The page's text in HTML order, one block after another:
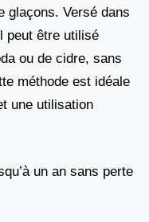
glaçons. Versé dans
peut être utilisé
ou de cidre, sans
méthode est idéale
une utilisation
un an sans perte